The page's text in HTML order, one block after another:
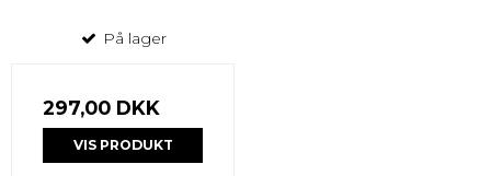
På lager
297,00 DKK
VIS PRODUKT